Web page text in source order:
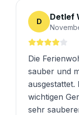
D Detlef
Die
sauber und
ausgestattet.
wichtigen
sehr